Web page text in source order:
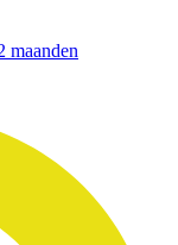
maanden